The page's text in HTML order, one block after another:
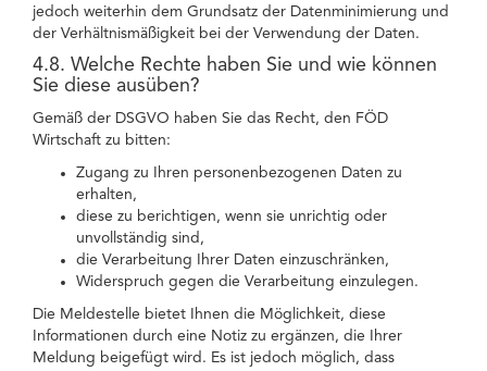
jedoch weiterhin dem Grundsatz der Datenminimierung und
der Verhältnismäßigkeit bei der Verwendung der Daten.
4.8. Welche Rechte haben Sie und wie können
Sie diese ausüben?
Gemäß der DSGVO haben Sie das Recht, den FÖD
Wirtschaft zu bitten:
Zugang zu Ihren personenbezogenen Daten zu
erhalten,
diese zu berichtigen, wenn sie unrichtig oder
unvollständig sind,
die Verarbeitung Ihrer Daten einzuschränken,
Widerspruch gegen die Verarbeitung einzulegen.
Die Meldestelle bietet Ihnen die Möglichkeit, diese
Informationen durch eine Notiz zu ergänzen, die Ihrer
Meldung beigefügt wird. Es ist jedoch möglich, dass